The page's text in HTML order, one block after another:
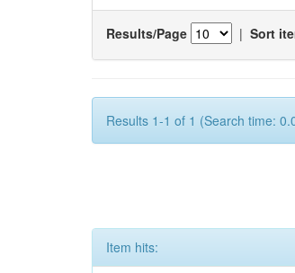
Results/Page | Sort
Results 1-1 of 1 (Search time:
Item hits: